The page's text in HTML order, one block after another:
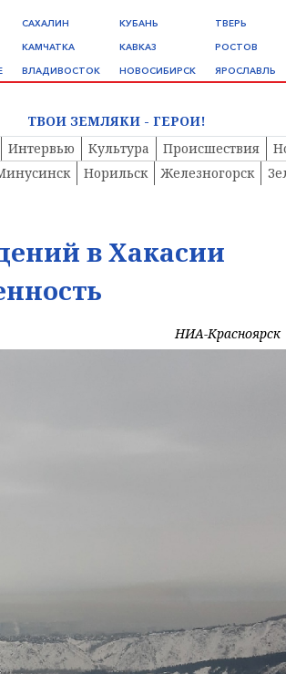
САХАЛИН
КАМЧАТКА
ВЛАДИВОСТОК
КУБАНЬ
КАВКАЗ
НОВОСИБИРСК
ТВЕРЬ
РОСТОВ
ЯРОСЛАВЛЬ
ТВОИ ЗЕМЛЯКИ - ГЕРОИ!
Интервью Культура Происшествия
Норильск Железногорск
в Хакасии
НИА-Красноярск